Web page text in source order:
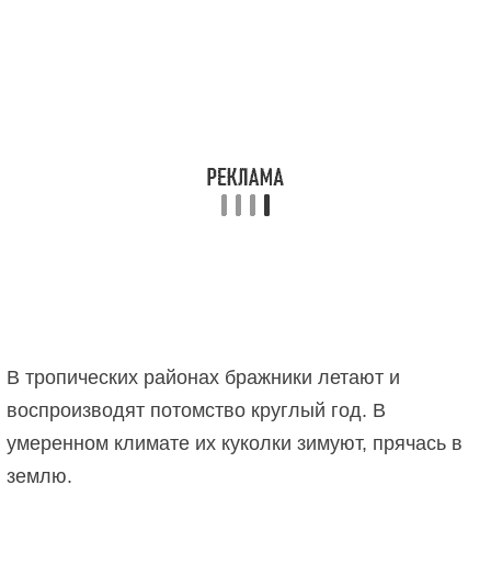
В тропических районах бражники летают и
воспроизводят потомство круглый год. В
умеренном климате их куколки зимуют, прячась в
землю.